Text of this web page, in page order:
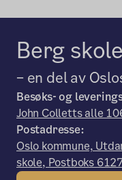
Berg skole
– en del av
Besøks- og
John Colletts alle
Postadresse:
Oslo kommune,
skole, Postboks